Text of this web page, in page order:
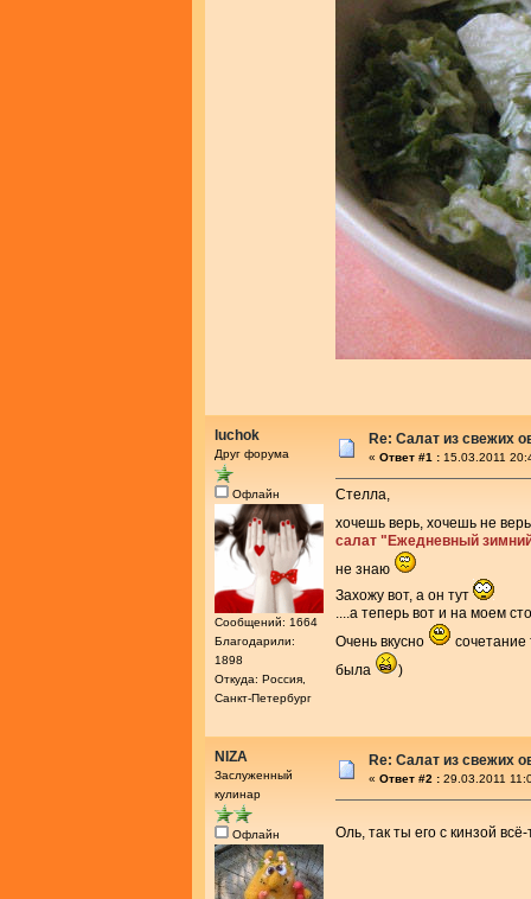
luchok
Друг форума
Офлайн
Сообщений: 1664
Благодарили:
1898
Откуда: Россия,
Санкт-Петербург
Re: Салат из свежих
« Ответ #1 : 15.03.2011
Стелла,
хочешь верь, хочешь не
салат "Ежедневный
не знаю
Захожу вот, а он тут
....а теперь вот и на моем
Очень вкусно
сочетание
была
)
NIZA
Заслуженный
кулинар
Офлайн
Re: Салат из свежих
« Ответ #2 : 29.03.2011
Оль, так ты его с кинзой